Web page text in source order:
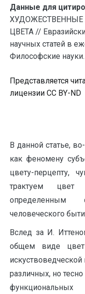
Данные для
ЦВЕТА //
научных статей в
Философские науки.
Представляется
лицензии CC BY-ND
В данной статье,
как феномену
цвету-перцепту,
трактуем цвет
определенным
человеческого
Вслед за И.
общем виде
искуствоведческой
различных, но